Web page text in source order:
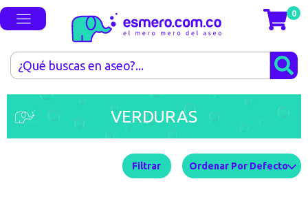
0
VERDURAS
Filtrar